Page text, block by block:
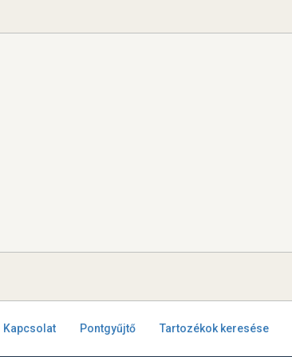
Kapcsolat Pontgyűjtő Tartozékok keresése